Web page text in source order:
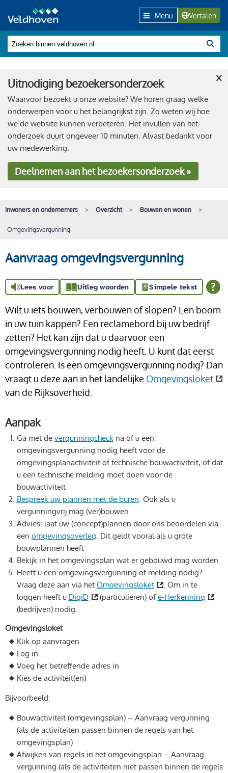
Menu Vertalen
Uitnodiging bezoekersonderzoek
Waarvoor bezoekt u onze website? We horen graag welke
onderwerpen voor u het belangrijkst zijn. Zo weten wij hoe
we de website kunnen verbeteren. Het invullen van het
onderzoek duurt ongeveer 10 minuten. Alvast bedankt voor
uw medewerking.
Deelnemenaan het bezoekersonderzoek »
×
Inwoners en ondernemers Overzicht Bouwen en wonen
Omgevingsvergunning
Aanvraag omgevingsvergunning
Lees voor Uitleg woorden Simpele tekst
Wilt u iets bouwen, verbouwen of slopen? Een boom
in uw tuin kappen? Een reclamebord bij uw bedrijf
zetten? Het kan zijn dat u daarvoor een
omgevingsvergunning nodig heeft. U kunt dat eerst
controleren. Is een omgevingsvergunning nodig? Dan
vraagt u deze aan in het landelijke Omgevingsloket
van de Rijksoverheid.
Aanpak
Ga met de vergunningcheckna of u een
omgevingsvergunning nodig heeft voor de
omgevingsplanactiviteit of technische bouwactiviteit, of dat
u een technische melding moet doen voor de
bouwactiviteit
Bespreek uw plannen met de buren. Ook als u
vergunningvrij mag (ver)bouwen
Advies: laat uw (concept)plannen door ons beoordelen via
een omgevingsoverleg. Dit geldt vooral als u grote
bouwplannen heeft
Bekijk in het omgevingsplan wat er gebouwd mag worden
Heeft u een omgevingsvergunning of melding nodig?
Vraag deze aan via het Omgevingsloket
. Om in te
loggen heeft u DigiD (particulieren) ofe-Herkenning
(bedrijven) nodig.
Omgevingsloket
Klik op aanvragen
Log in
Voeg het betreffende adres in
Kies de activiteit(en)
Bijvoorbeeld:
Bouwactiviteit (omgevingsplan) – Aanvraag vergunning
(als de activiteiten passen binnen de regels van het
omgevingsplan)
Afwijken van regels in het omgevingsplan – Aanvraag
vergunning (als de activiteiten niet passen binnen de regels